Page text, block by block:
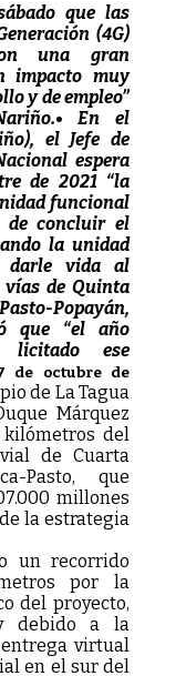
que las
(4G)
una gran
impacto muy
y de empleo”
En el
el Jefe de
espera
de 2021 “la
funcional
de concluir el
la unidad
darle vida al
vías de Quinta
Popayán,
que “el año
licitado ese
de octubre de
de La Tagua
Márquez
del
de Cuarta
Pasto, que
millones
la estrategia
un recorrido
por la
del proyecto,
debido a la
virtual
en el sur del